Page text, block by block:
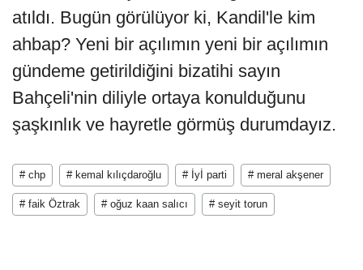
atıldı. Bugün görülüyor ki, Kandil'le kim
ahbap? Yeni bir açılımın yeni bir açılımın
gündeme getirildiğini bizatihi sayın
Bahçeli'nin diliyle ortaya konulduğunu
şaşkınlık ve hayretle görmüş durumdayız.
# chp # kemal kılıçdaroğlu # İyİ parti # meral akşener
# faik Öztrak # oğuz kaan salıcı # seyit torun